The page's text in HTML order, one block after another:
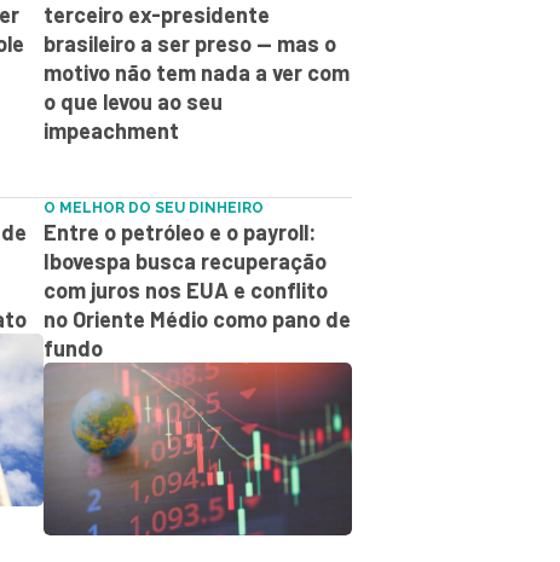
terceiro ex-presidente
brasileiro a ser preso — mas o
motivo não tem nada a ver com
o que levou ao seu
impeachment
O MELHOR DO SEU DINHEIRO
Entre o petróleo e o payroll:
Ibovespa busca recuperação
com juros nos EUA e conflito
no Oriente Médio como pano de
fundo